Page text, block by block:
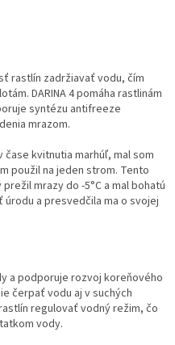
rastlín zadržiavať vodu, čím
DARINA 4 pomáha rastlinám
syntézu antifreeze
mrazom.
čase kvitnutia marhúľ, mal som
použil na jeden strom. Tento
mrazy do -5°C a mal bohatú
úrodu a presvedčila ma o svojej
a podporuje rozvoj koreňového
čerpať vodu aj v suchých
regulovať vodný režim, čo
vody.